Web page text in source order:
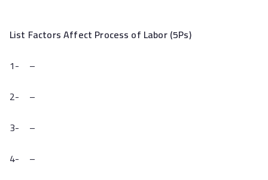
List Factors Affect Process of Labor (5Ps)
1- –
2- –
3- –
4- –